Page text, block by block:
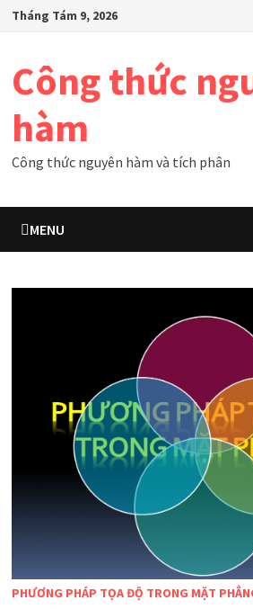
SkipTháng Tám 9, 2026
Công thức
hàm
Công thức nguyên hàm và tích phân
MENU
PHƯƠNG PHÁP TỌA ĐỘ TRONG MẶT